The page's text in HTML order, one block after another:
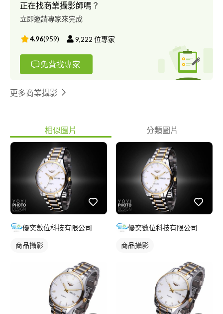
正在找商業攝影師嗎？
立即邀請專家來完成
4.96(959) 9,222 位專家
免費找專家
更多商業攝影
相似圖片 分類圖片
優奕數位科技有限公司
商品攝影
優奕數位科技有限公司
商品攝影